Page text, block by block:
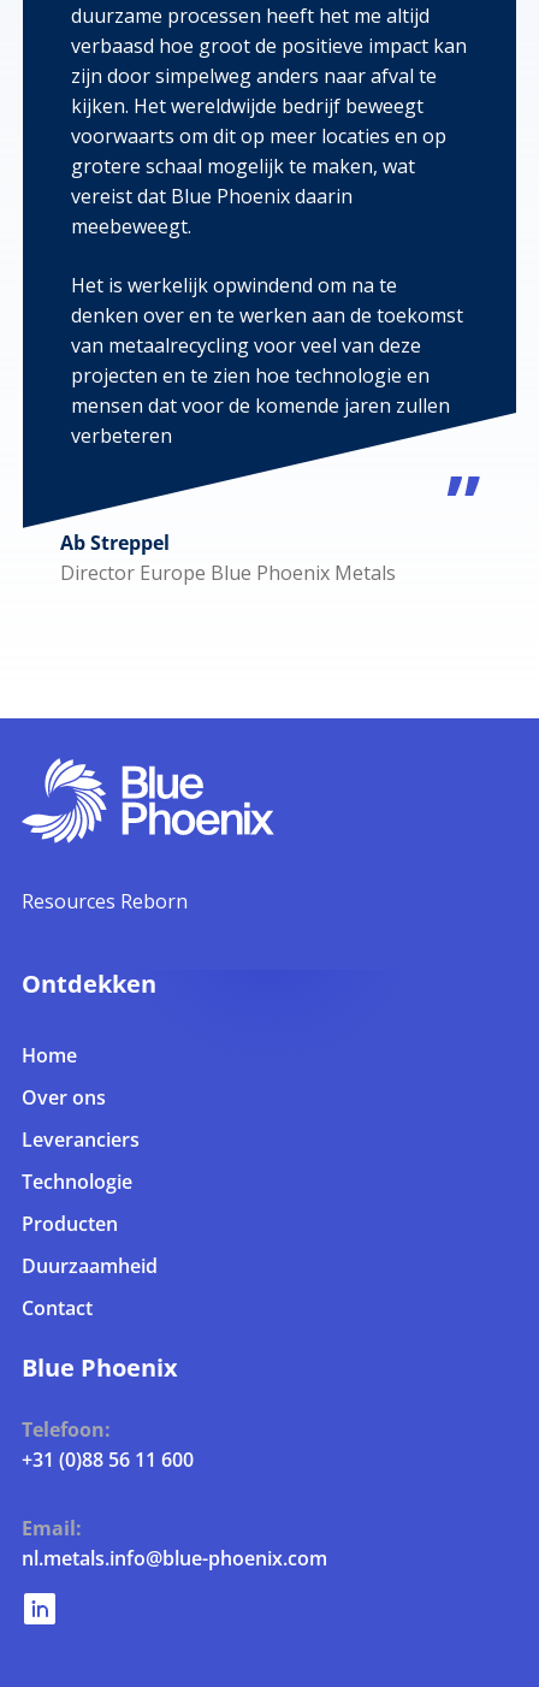
duurzame processen heeft het me altijd
verbaasd hoe groot de positieve impact kan
zijn door simpelweg anders naar afval te
kijken. Het wereldwijde bedrijf beweegt
voorwaarts om dit op meer locaties en op
grotere schaal mogelijk te maken, wat
vereist dat Blue Phoenix daarin
meebeweegt.
Het is werkelijk opwindend om na te
denken over en te werken aan de toekomst
van metaalrecycling voor veel van deze
projecten en te zien hoe technologie en
mensen dat voor de komende jaren zullen
verbeteren
Ab Streppel
Director Europe Blue Phoenix Metals
Resources Reborn
Ontdekken
Home
Over ons
Leveranciers
Technologie
Producten
Duurzaamheid
Contact
Blue Phoenix
Telefoon:
+31 (0)88 56 11 600
Email:
nl.metals.info@blue-phoenix.com